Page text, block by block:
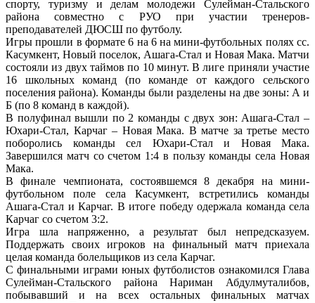
спорту, туризму и делам молодежи Сулейман-Стальского
района совместно с РУО при участии тренеров-
преподавателей ДЮСШ по футболу.
Игры прошли в формате 6 на 6 на мини-футбольных полях сс.
Касумкент, Новый поселок, Ашага-Стал и Новая Мака. Матчи
состояли из двух таймов по 10 минут. В лиге приняли участие
16 школьных команд (по команде от каждого сельского
поселения района). Команды были разделены на две зоны: А и
Б (по 8 команд в каждой).
В полуфинал вышли по 2 команды с двух зон: Ашага-Cтал –
Юхари-Cтал, Карчаг – Новая Мака. В матче за третье место
поборолись команды сел Юхари-Стал и Новая Мака.
Завершился матч со счетом 1:4 в пользу команды села Новая
Мака.
В финале чемпионата, состоявшемся 8 декабря на мини-
футбольном поле села Касумкент, встретились команды
Ашага-Cтал и Карчаг. В итоге победу одержала команда села
Карчаг со счетом 3:2.
Игра шла напряженно, а результат был непредсказуем.
Поддержать своих игроков на финальный матч приехала
целая команда болельщиков из села Карчаг.
С финальными играми юных футболистов ознакомился Глава
Сулейман-Стальского района Нариман Абдулмуталибов,
побывавший и на всех остальных финальных матчах